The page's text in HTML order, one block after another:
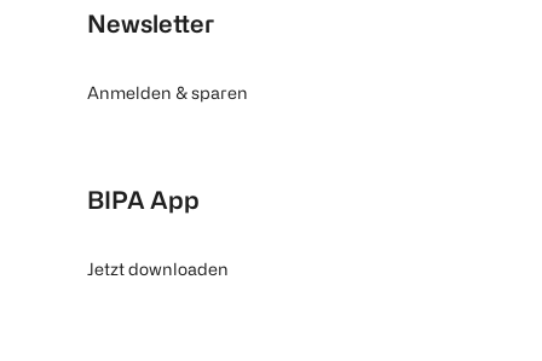
Newsletter
Anmelden & sparen
BIPA App
Jetzt downloaden